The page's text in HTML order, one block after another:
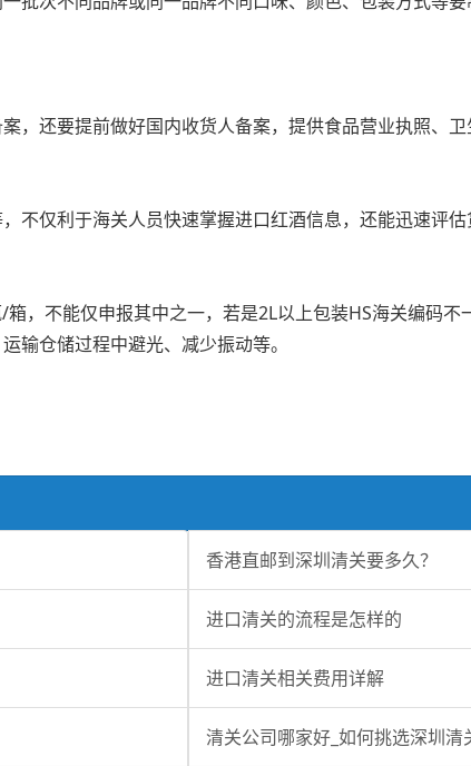
还要提前做好国内收货人备案，提供食品营业执照、卫
仅利于海关人员快速掌握进口红酒信息，还能迅速评估
，不能仅申报其中之一，若是2L以上包装HS海关编码
输仓储过程中避光、减少振动等。
香港直邮到深圳清关要多久？
进口清关的流程是怎样的
进口清关相关费用详解
清关公司哪家好_如何挑选深圳清